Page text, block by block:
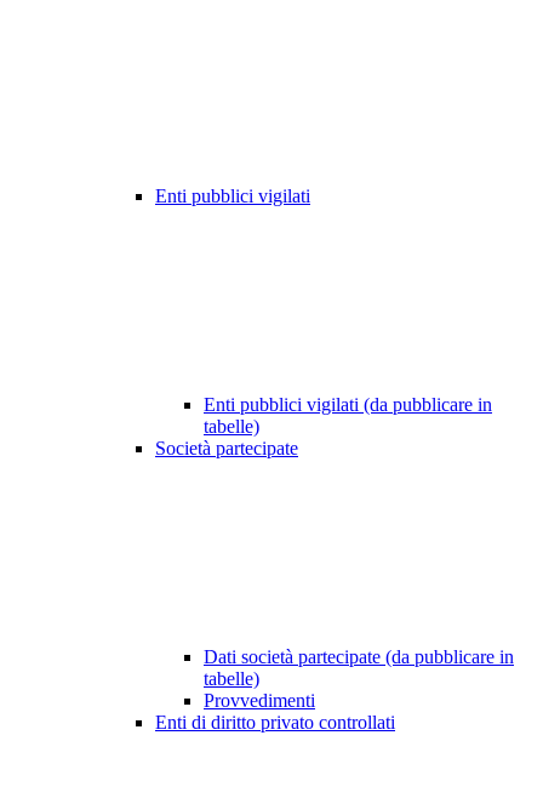
Enti pubblici vigilati
Enti pubblici vigilati (da pubblicare in
tabelle)
Società partecipate
Dati società partecipate (da pubblicare in
tabelle)
Provvedimenti
Enti di diritto privato controllati